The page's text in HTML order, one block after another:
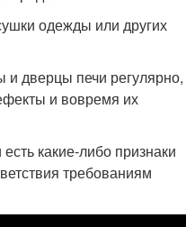
одежды или других
и дверцы печи регулярно,
и вовремя их
какие-либо признаки
требованиям